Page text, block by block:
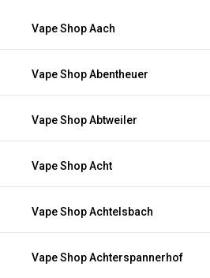
Vape Shop Aach
Vape Shop Abentheuer
Vape Shop Abtweiler
Vape Shop Acht
Vape Shop Achtelsbach
Vape Shop Achterspannerhof